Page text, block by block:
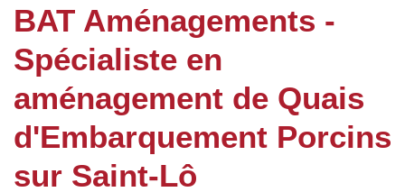
BAT Aménagements -
Spécialiste en
aménagement de Quais
d'Embarquement Porcins
sur Saint-Lô